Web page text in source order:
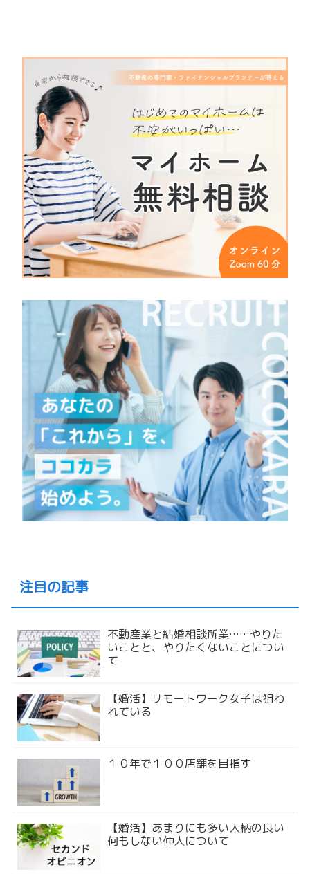
注目の記事
不動産業と結婚相談所業……やりた
いことと、やりたくないことについ
て
【婚活】リモートワーク女子は狙わ
れている
１０年で１００店舗を目指す
【婚活】あまりにも多い人柄の良い
何もしない仲人について